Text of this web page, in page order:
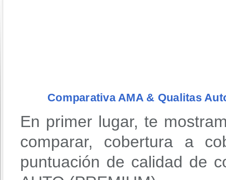
Comparativa AMA & Qualitas
En primer lugar, te
comparar, cobertura a
puntuación de calidad de